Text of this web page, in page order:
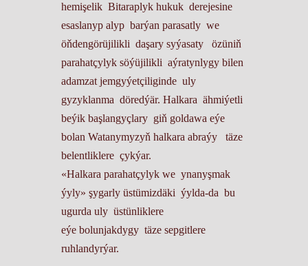
hemişelik Bitaraplyk hukuk derejesine
esaslanyp alyp barýan parasatly we
öňdengörüjilikli daşary syýasaty özüniň
parahatçylyk söýüjilikli aýratynlygy bilen
adamzat jemgyýetçiliginde uly
gyzyklanma döredýär. Halkara ähmiýetli
beýik başlangyçlary giň goldawa eýe
bolan Watanymyzyň halkara abraýy täze
belentliklere çykýar.
«Halkara parahatçylyk we ynanyşmak
ýyly» şygarly üstümizdäki ýylda-da bu
ugurda uly üstünliklere
eýe bolunjakdygy täze sepgitlere
ruhlandyrýar.